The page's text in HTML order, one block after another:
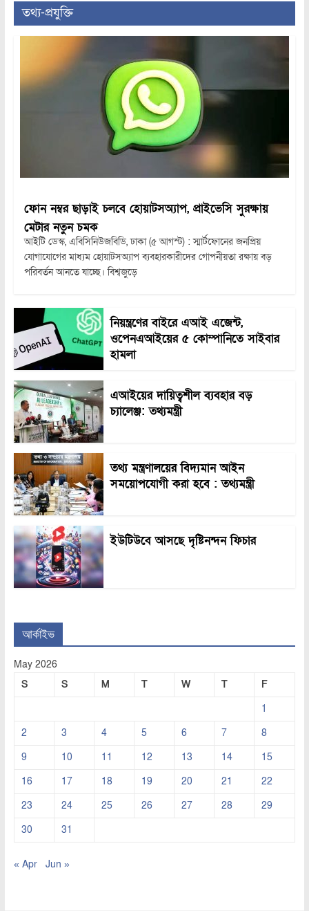
তথ্য-প্রযুক্তি
ফোন নম্বর ছাড়াই চলবে হোয়াটসঅ্যাপ, প্রাইভেসি সুরক্ষায়
মেটার নতুন চমক
আইটি ডেস্ক, এবিসিনিউজবিডি, ঢাকা (৫ আগস্ট) : স্মার্টফোনের জনপ্রিয়
যোগাযোগের মাধ্যম হোয়াটসঅ্যাপ ব্যবহারকারীদের গোপনীয়তা রক্ষায় বড়
পরিবর্তন আনতে যাচ্ছে। বিশ্বজুড়ে
নিয়ন্ত্রণের বাইরে এআই এজেন্ট,
ওপেনএআইয়ের ৫ কোম্পানিতে সাইবার
হামলা
এআইয়ের দায়িত্বশীল ব্যবহার বড়
চ্যালেঞ্জ: তথ্যমন্ত্রী
তথ্য মন্ত্রণালয়ের বিদ্যমান আইন
সময়োপযোগী করা হবে : তথ্যমন্ত্রী
ইউটিউবে আসছে দৃষ্টিনন্দন ফিচার
আর্কাইভ
May 2026
S
S M T W T
F
1
2
3 4 5 6 7
8
9
10 11 12 13 14
15
16
17 18 19 20 21
22
23
24 25 26 27 28
29
30
31
« Apr Jun »